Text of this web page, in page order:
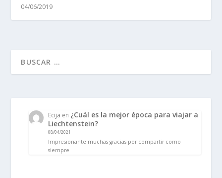
04/06/2019
Ecija en ¿Cuál es la mejor época para viajar a
Liechtenstein?
08/04/2021
Impresionante muchas gracias por compartir como
siempre